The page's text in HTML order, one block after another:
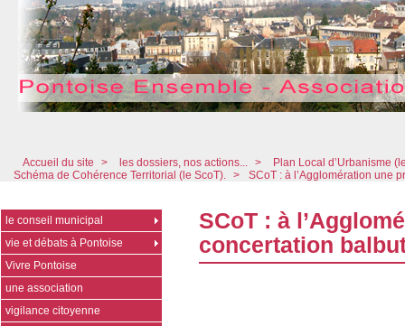
Accueil du site > les dossiers, nos actions... >
Plan Local d’Urbanisme
Schéma de Cohérence Territorial (le ScoT). > SCoT : à l’Agglomération une
SCoT : à
concertation
le conseil municipal
vie et débats à Pontoise
Vivre Pontoise
une association
vigilance citoyenne